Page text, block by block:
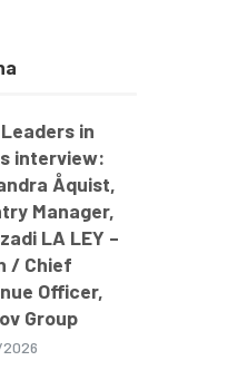
in
interview:
Åquist,
Manager,
LA LEY –
/ Chief
Officer,
Group